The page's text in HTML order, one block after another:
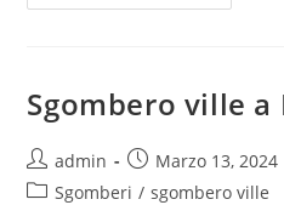
Sgombero ville a
admin
Marzo 13, 2024
Sgomberi / sgombero ville